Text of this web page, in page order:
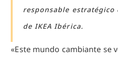
responsable
de IKEA Ibérica.
«Este mundo cambiante se